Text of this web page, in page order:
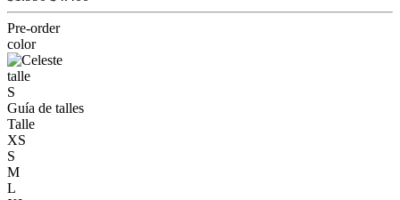
Pre-order
color
talle
S
Guía de talles
Talle
XS
S
M
L